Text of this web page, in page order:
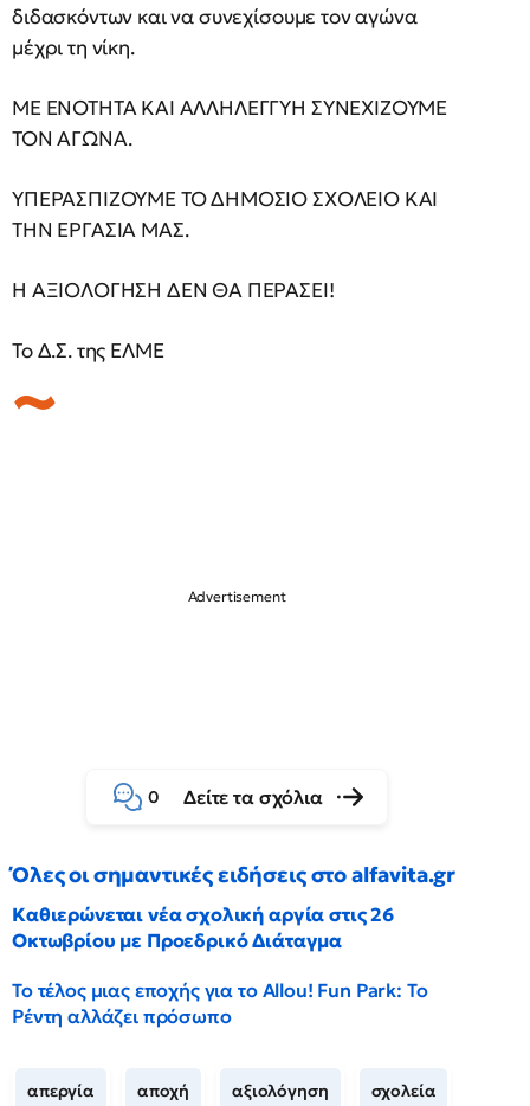
διδασκόντων και να συνεχίσουμε τον αγώνα
μέχρι τη νίκη.
ΜΕ ΕΝΟΤΗΤΑ ΚΑΙ ΑΛΛΗΛΕΓΓΥΗ ΣΥΝΕΧΙΖΟΥΜΕ
ΤΟΝ ΑΓΩΝΑ.
ΥΠΕΡΑΣΠΙΖΟΥΜΕ ΤΟ ΔΗΜΟΣΙΟ ΣΧΟΛΕΙΟ ΚΑΙ
ΤΗΝ ΕΡΓΑΣΙΑ ΜΑΣ.
Η ΑΞΙΟΛΟΓΗΣΗ ΔΕΝ ΘΑ ΠΕΡΑΣΕΙ!
Το Δ.Σ. της ΕΛΜΕ
0 Δείτε τα σχόλια
Όλες οι σημαντικές ειδήσεις στο alfavita.gr
Καθιερώνεται νέα σχολική αργία στις 26
Οκτωβρίου με Προεδρικό Διάταγμα
Το τέλος μιας εποχής για το Allou! Fun Park: Το
Ρέντη αλλάζει πρόσωπο
απεργία αποχή αξιολόγηση σχολεία